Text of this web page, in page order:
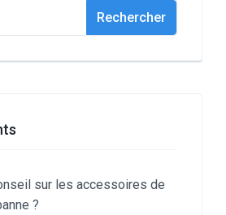
sur les accessoires de
?